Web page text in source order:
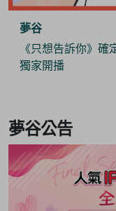
夢谷
《只想告訴你》確
獨家開播
of
6
夢谷公告